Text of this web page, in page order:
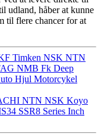
udland, håber at kunne
til flere chancer for at
Timken NSK NTN
NMB Fk Deep
Hjul Motorcykel
NTN NSK Koyo
SSR8 Series Inch